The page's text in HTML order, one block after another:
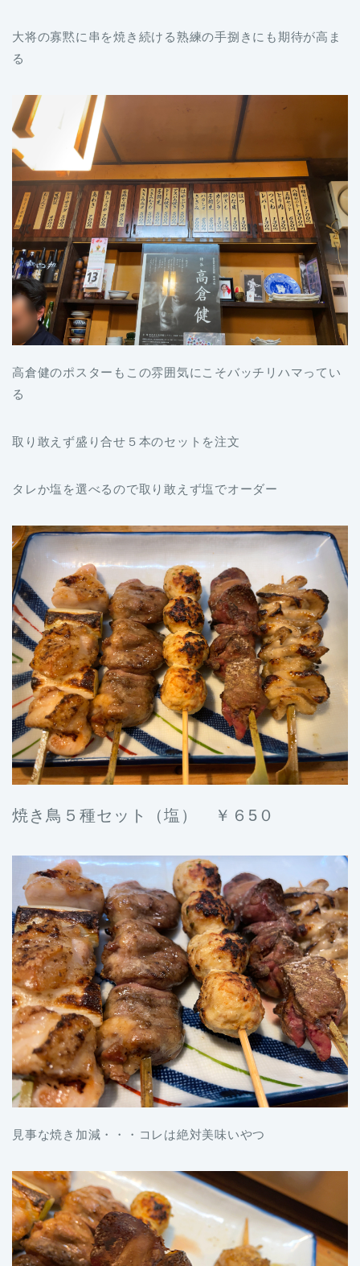
大将の寡黙に串を焼き続ける熟練の手捌きにも期待が高ま
る
高倉健のポスターもこの雰囲気にこそバッチリハマってい
る
取り敢えず盛り合せ５本のセットを注文
タレか塩を選べるので取り敢えず塩でオーダー
焼き鳥５種セット（塩） ￥６5０
見事な焼き加減・・・コレは絶対美味いやつ